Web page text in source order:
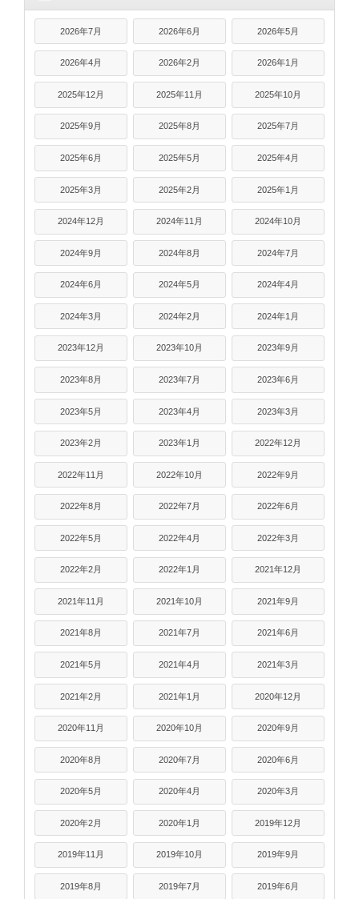
2026年7月 2026年6月 2026年5月
2026年4月 2026年2月 2026年1月
2025年12月 2025年11月 2025年10月
2025年9月 2025年8月 2025年7月
2025年6月 2025年5月 2025年4月
2025年3月 2025年2月 2025年1月
2024年12月 2024年11月 2024年10月
2024年9月 2024年8月 2024年7月
2024年6月 2024年5月 2024年4月
2024年3月 2024年2月 2024年1月
2023年12月 2023年10月 2023年9月
2023年8月 2023年7月 2023年6月
2023年5月 2023年4月 2023年3月
2023年2月 2023年1月 2022年12月
2022年11月 2022年10月 2022年9月
2022年8月 2022年7月 2022年6月
2022年5月 2022年4月 2022年3月
2022年2月 2022年1月 2021年12月
2021年11月 2021年10月 2021年9月
2021年8月 2021年7月 2021年6月
2021年5月 2021年4月 2021年3月
2021年2月 2021年1月 2020年12月
2020年11月 2020年10月 2020年9月
2020年8月 2020年7月 2020年6月
2020年5月 2020年4月 2020年3月
2020年2月 2020年1月 2019年12月
2019年11月 2019年10月 2019年9月
2019年8月 2019年7月 2019年6月